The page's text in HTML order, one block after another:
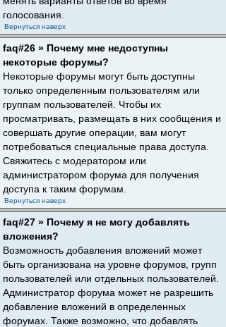
голосования.
Вернуться наверх
faq#26 » Почему мне недоступны
некоторые форумы?
Некоторые форумы могут быть доступны
только определенным пользователям или
группам пользователей. Чтобы их
просматривать, размещать в них сообщения и
совершать другие операции, вам могут
потребоваться специальные права доступа.
Свяжитесь с модератором или
администратором форума для получения
доступа к таким форумам.
Вернуться наверх
faq#27 » Почему я не могу добавлять
вложения?
Возможность добавления вложений может
быть организована на уровне форумов, групп
пользователей или отдельных пользователей.
Администратор форума может не разрешить
добавление вложений в определенных
форумах. Также возможно, что добавлять